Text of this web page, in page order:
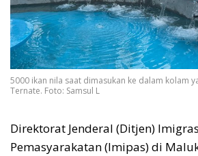
5000 ikan nila saat dimasukan ke dalam kolam
Ternate. Foto: Samsul L
Direktorat Jenderal (Ditjen)
Pemasyarakatan (Imipas) di